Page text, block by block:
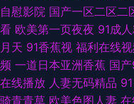
利涩91 婷婷五月日韩伦理 91
网站 影音先锋天然素人 福利
va一区二区 日韩轮理A 97精品
自慰影院 国产一区二区二
看 欧美第一页夜夜 91成
月天 91香蕉视 福利在线
频 一道日本亚洲香蕉 国
在线播放 人妻无码精品
骑青青草 欧美色图人妻